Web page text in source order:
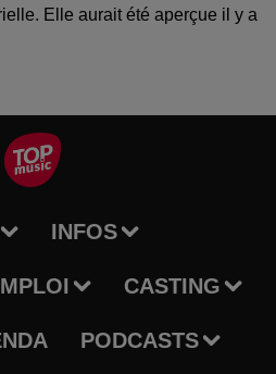
Elle aurait été aperçue il y a
INFOS
CASTING
PODCASTS